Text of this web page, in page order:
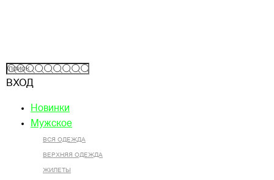
ВХОД
Новинки
Мужское
ВСЯ ОДЕЖДА
ВЕРХНЯЯ ОДЕЖДА
ЖИЛЕТЫ